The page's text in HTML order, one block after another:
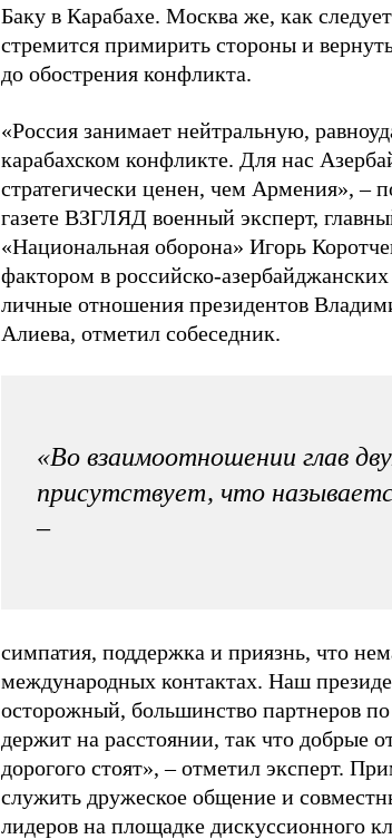
Баку в Карабахе. Москва же, как
стремится примирить стороны и
до обострения конфликта.
«Россия занимает нейтральную,
карабахском конфликте. Для нас
стратегически ценен, чем Армения», –
газете ВЗГЛЯД военный эксперт,
«Национальная оборона» Игорь
фактором в российско-
личные отношения президентов
Алиева, отметил собеседник.
«Во взаимоотношении глав
присутствует, что
–
симпатия, поддержка и приязнь, что
международных контактах. Наш
осторожный, большинство партнеров
держит на расстоянии, так что добрые
дорогого стоят», – отметил эксперт.
служить дружеское общение и
лидеров на площадке дискуссионного